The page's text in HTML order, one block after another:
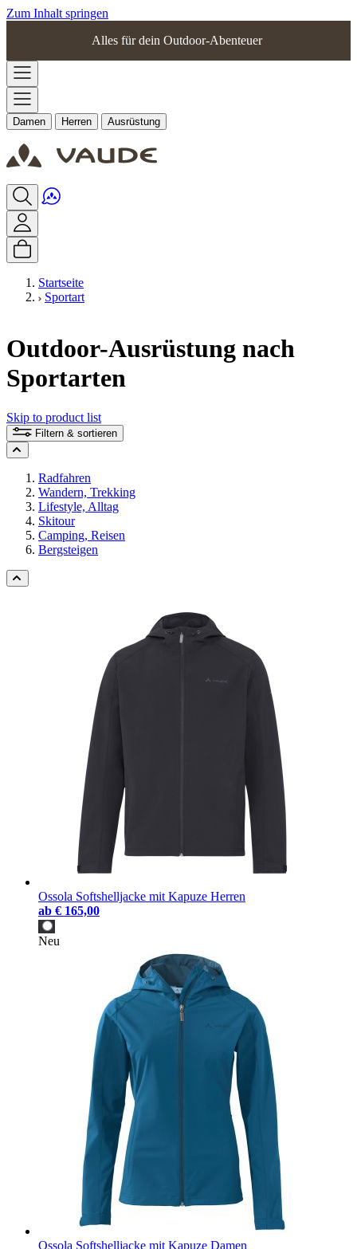
Zum Inhalt springen
Alles für dein Outdoor-Abenteuer
Damen Herren Ausrüstung
Startseite
Sportart
Outdoor-Ausrüstung nach
Sportarten
Skip to product list
Filtern & sortieren
Radfahren
Wandern, Trekking
Lifestyle, Alltag
Skitour
Camping, Reisen
Bergsteigen
Ossola Softshelljacke mit Kapuze Herren
ab € 165,00
Neu
Ossola Softshelljacke mit Kapuze Damen